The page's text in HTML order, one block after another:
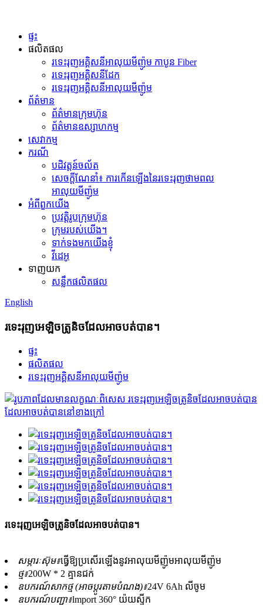
ផ្ទះ
ផលិតផល
រទេះរុញអគ្គិសនីអាលុយមីញ៉ូម កាបូន Fiber
រទេះរុញអគ្គិសនីដែក
រទេះរុញអគ្គិសនីអាលុយមីញ៉ូម
ព័ត៌មាន
ព័ត៌មានក្រុមហ៊ុន
ព័ត៌មានឧស្សាហកម្ម
សេវាកម្ម
ករណី
បដិវត្តន៍ចល័ត
សេចក្តីណែនាំ៖ ការកើនឡើងនៃរទេះរុញថាមពល
អាលុយមីញ៉ូម
អំពីពួកយើង
ប្រវត្តិរូបក្រុមហ៊ុន
ក្រុមរបស់យើង។
ទាក់ទងមកយើងខ្ញុំ
វីដេអូ
ទាញយក
សន្លឹកផលិតផល
English
រទេះរុញអេឡិចត្រូនិចដែលអាចបត់បាន។
ផ្ទះ
ផលិតផល
រទេះរុញអគ្គិសនីអាលុយមីញ៉ូម
រទេះរុញអេឡិចត្រូនិចដែលអាចបត់បាន។
សម្ភារៈស៊ុម៖ធ្វើឱ្យប្រសើរឡើងនូវអាលុយមីញ៉ូមអាលុយមីញ៉ូម
ថ្ម៖200W * 2 គ្មានជក់
ឧបករណ៍សាកថ្ម (អាចប្ដូរតាមបំណង)៖24V 6Ah លីចូម
ឧបករណ៍បញ្ជា៖lmport 360° យ៉យស្ទីក